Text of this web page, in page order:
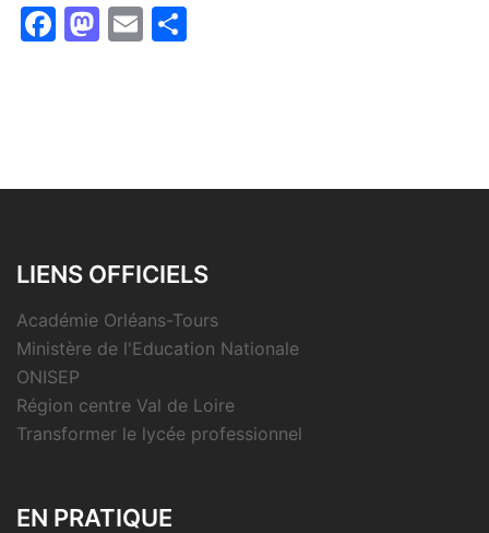
Facebook
Mastodon
Email
LIENS OFFICIELS
Académie Orléans-Tours
Ministère de l'Education Nationale
ONISEP
Région centre Val de Loire
Transformer le lycée professionnel
EN PRATIQUE